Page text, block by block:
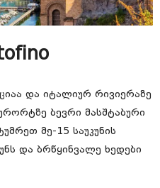
და იტალიურ რივიერაზე
ბევრი მასშტაბური
მე-15 საუკუნის
და ბრწყინვალე ხედები